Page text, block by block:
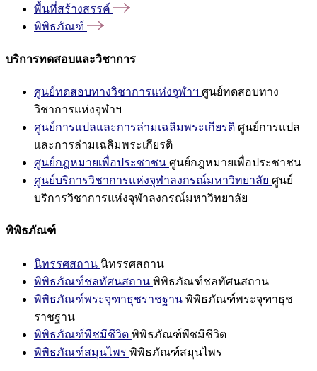
พื้นที่สร้างสรรค์
พิพิธภัณฑ์
บริการทดสอบและวิชาการ
ศูนย์ทดสอบทางวิชาการแห่งจุฬาฯ ศูนย์ทดสอบทาง
วิชาการแห่งจุฬาฯ
ศูนย์การแปลและการล่ามเฉลิมพระเกียรติ ศูนย์การแปล
และการล่ามเฉลิมพระเกียรติ
ศูนย์กฎหมายเพื่อประชาชน ศูนย์กฎหมายเพื่อประชาชน
ศูนย์บริการวิชาการแห่งจุฬาลงกรณ์มหาวิทยาลัย ศูนย์
บริการวิชาการแห่งจุฬาลงกรณ์มหาวิทยาลัย
พิพิธภัณฑ์
นิทรรศสถาน นิทรรศสถาน
พิพิธภัณฑ์ชลทัศนสถาน พิพิธภัณฑ์ชลทัศนสถาน
พิพิธภัณฑ์พระจุฑาธุชราชฐาน พิพิธภัณฑ์พระจุฑาธุช
ราชฐาน
พิพิธภัณฑ์พืชมีชีวิต พิพิธภัณฑ์พืชมีชีวิต
พิพิธภัณฑ์สมุนไพร พิพิธภัณฑ์สมุนไพร